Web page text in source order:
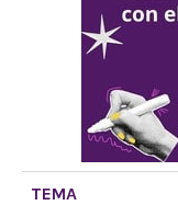
TEMA